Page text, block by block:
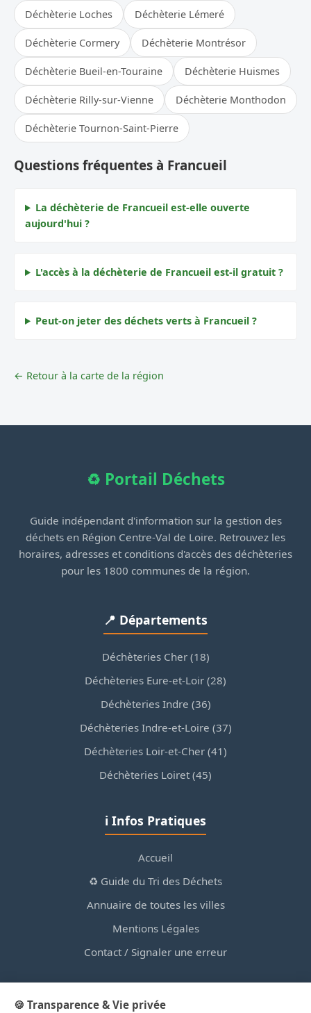
Déchèterie Loches Déchèterie Lémeré
Déchèterie Cormery Déchèterie Montrésor
Déchèterie Bueil-en-Touraine Déchèterie Huismes
Déchèterie Rilly-sur-Vienne Déchèterie Monthodon
Déchèterie Tournon-Saint-Pierre
Questions fréquentes à Francueil
La déchèterie de Francueil est-elle ouverte
aujourd'hui ?
L'accès à la déchèterie de Francueil est-il gratuit ?
Peut-on jeter des déchets verts à Francueil ?
← Retour à la carte de la région
♻️ Portail Déchets
Guide indépendant d'information sur la gestion des
déchets en Région Centre-Val de Loire. Retrouvez les
horaires, adresses et conditions d'accès des déchèteries
pour les 1800 communes de la région.
📍 Départements
Déchèteries Cher (18)
Déchèteries Eure-et-Loir (28)
Déchèteries Indre (36)
Déchèteries Indre-et-Loire (37)
Déchèteries Loir-et-Cher (41)
Déchèteries Loiret (45)
ℹ️ Infos Pratiques
Accueil
♻️ Guide du Tri des Déchets
Annuaire de toutes les villes
Mentions Légales
Contact / Signaler une erreur
🍪 Transparence & Vie privée